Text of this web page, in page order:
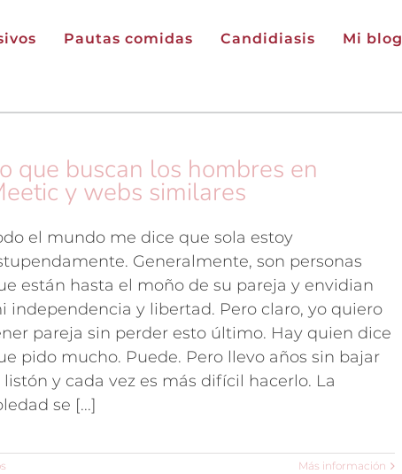
Pautas comidas Candidiasis Mi blog
que buscan los hombres en
y webs similares
el mundo me dice que sola estoy
Generalmente, son personas
están hasta el moño de su pareja y envidian
independencia y libertad. Pero claro, yo quiero
pareja sin perder esto último. Hay quien dice
pido mucho. Puede. Pero llevo años sin bajar
listón y cada vez es más difícil hacerlo. La
se [...]
Más información